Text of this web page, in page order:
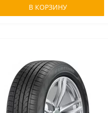
В КОРЗИНУ